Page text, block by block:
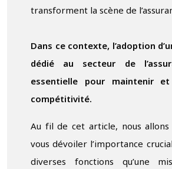
transforment la scène de
Dans ce contexte, l’adoption
dédié au secteur de
essentielle pour maintenir
compétitivité.
Au fil de cet article, nous allons
vous dévoiler l’importance
diverses fonctions qu’une